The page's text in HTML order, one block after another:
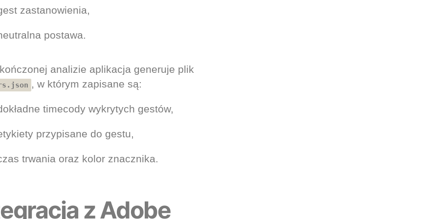
zastanowienia,
postawa.
analizie aplikacja generuje plik
, w którym zapisane są:
timecody wykrytych gestów,
przypisane do gestu,
trwania oraz kolor znacznika.
z Adobe